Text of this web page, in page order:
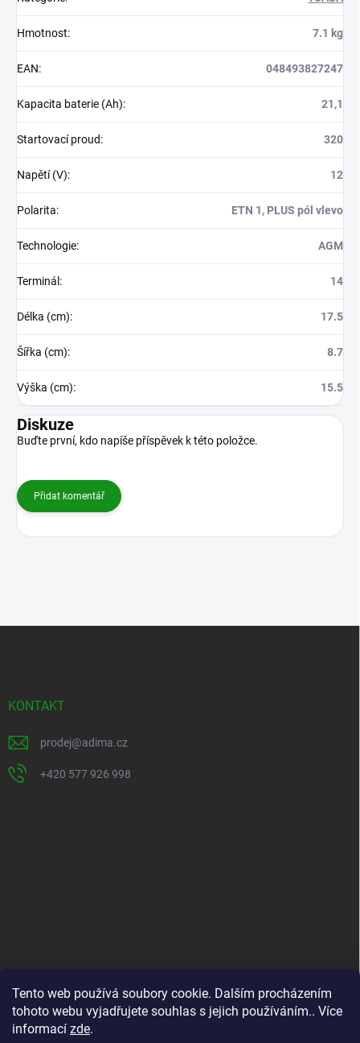
Tento web používá soubory cookie. Dalším procházením
tohoto webu vyjadřujete souhlas s jejich používáním.. Více
informací zde.
Hmotnost: 7.1 kg
EAN: 048493827247
Kapacita baterie (Ah): 21,1
Startovací proud: 320
Napětí (V): 12
Polarita: ETN 1, PLUS pól vlevo
Technologie: AGM
Terminál : 14
Délka (cm): 17.5
Šířka (cm): 8.7
Výška (cm): 15.5
Diskuze
Buďte první, kdo napíše příspěvek k této položce.
Přidat komentář
KONTAKT
prodej@adima.cz
+420 577 926 998
Kontakty
Formuláře ke stažení